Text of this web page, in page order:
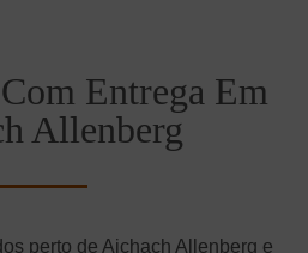
Entrega Em
Allenberg
perto de Aichach Allenberg e